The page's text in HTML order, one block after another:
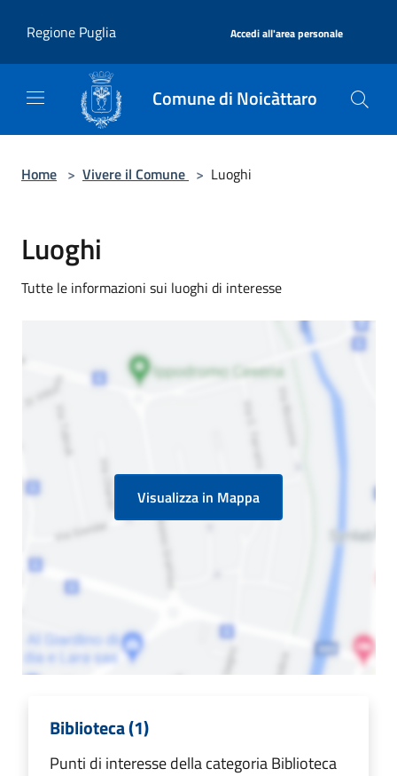
Regione Puglia
Accedi all'area personale
Comune di Noicàttaro
Home > Vivere il Comune > Luoghi
Luoghi
Tutte le informazioni sui luoghi di interesse
Visualizza in Mappa
Biblioteca (1)
Punti di interesse della categoria Biblioteca